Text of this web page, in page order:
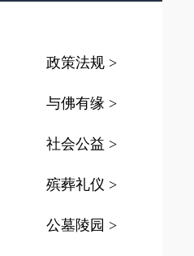
政策法规 >
与佛有缘 >
社会公益 >
殡葬礼仪 >
公墓陵园 >